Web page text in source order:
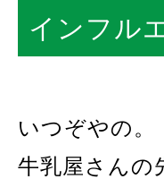
インフル
いつぞやの。
牛乳屋さんの